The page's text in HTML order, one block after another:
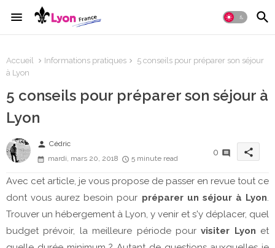
Accueil Informations pratiques
5 conseils pour préparer son séjour
à Lyon
5 conseils pour préparer son séjour à
Lyon
person Cédric
mardi, mars 20, 2018
5 minute read
0 share
Avec cet article, je vous propose de passer en revue tout ce
dont vous aurez besoin pour préparer un séjour à Lyon
Trouver un hébergement à Lyon, y venir et s'y déplacer, quel
budget prévoir, la meilleure période pourvisiter Lyon et